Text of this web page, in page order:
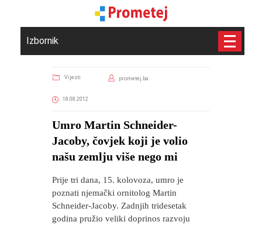
Izbornik
Vijesti prometej.ba
18.08.2012
Umro Martin Schneider-
Jacoby, čovjek koji je volio
našu zemlju više nego mi
Prije tri dana, 15. kolovoza, umro je
poznati njemački ornitolog Martin
Schneider-Jacoby. Zadnjih tridesetak
godina pružio veliki doprinos razvoju